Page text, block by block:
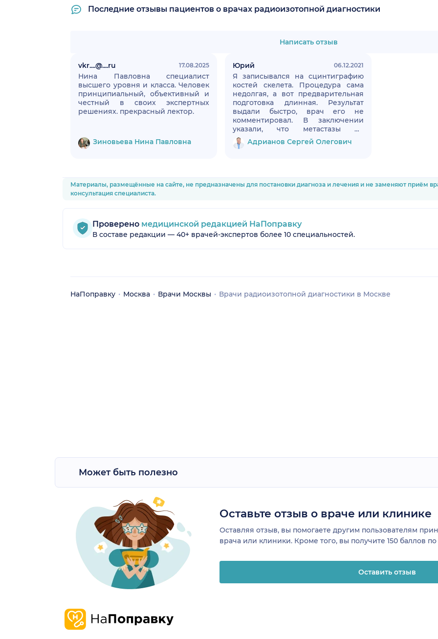
Последние отзывы пациентов о врачах радиоизотопной диагностики
Написать отзыв
vkr....@....ru 17.08.2025
Нина Павловна специалист
высшего уровня и класса. Человек
принципиальный, объективный и
честный в своих экспертных
решениях. прекрасный лектор.
Зиновьева Нина Павловна
Юрий 06.12.2021
Я записывался на сцинтиграфию
костей скелета. Процедура сама
недолгая, а вот предварительная
подготовка длинная. Результат
выдали быстро, врач его не
комментировал. В заключении
указали, что метастазы не
обнаружили, это основное.
Доктора я бы оценил на пятерку. В
Адрианов Сергей Олегович
Материалы, размещённые на сайте, не предназначены для постановки диагноза и лечения и не заменяют приём
консультация специалиста.
Проверено медицинской редакцией НаПоправку
В составе редакции — 40+ врачей-экспертов более 10 специальностей.
НаПоправку Москва Врачи Москвы Врачи радиоизотопной диагностики в Москве
Может быть полезно
Оставьте отзыв о враче или клинике
Оставляя отзыв, вы помогаете другим пользователям
врача или клиники. Кроме того, вы получите 150 баллов по
Оставить отзыв